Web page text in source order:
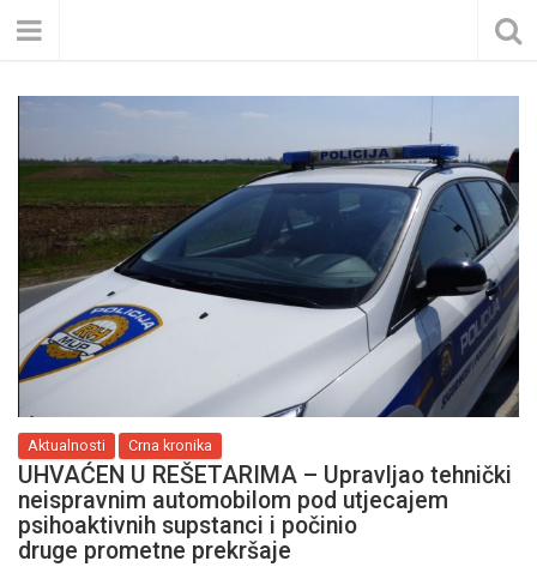
Aktualnosti Crna kronika
UHVAĆEN U REŠETARIMA – Upravljao tehnički
neispravnim automobilom pod utjecajem
psihoaktivnih supstanci i počinio
druge prometne prekršaje